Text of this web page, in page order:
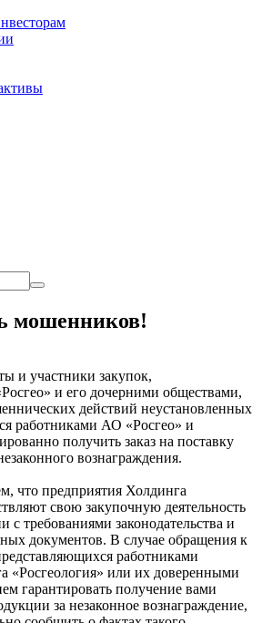
мошенников!
и участники закупок,
и его дочерними обществами,
действий неустановленных
работниками АО «Росгео» и
получить заказ на поставку
вознаграждения.
что предприятия Холдинга
свою закупочную деятельность
с требованиями законодательства и
документов. В случае обращения к
работниками
«Росгеология» или их доверенными
гарантировать получение вами
за незаконное вознаграждение,